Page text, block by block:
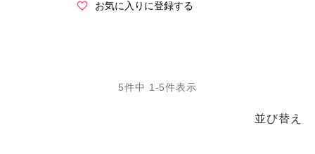
お気に入りに登録する
並び替え
5件中 1 -5件表示